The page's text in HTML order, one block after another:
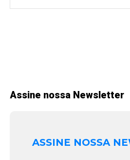
Assine nossa Newsletter
ASSINE NOSSA